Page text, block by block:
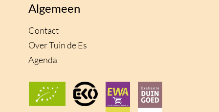
Algemeen
Contact
Over Tuin de Es
Agenda